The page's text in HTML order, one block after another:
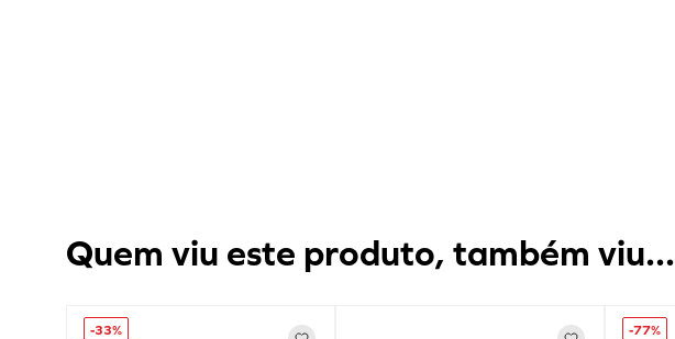
Quem viu este produto, também viu...
-33% -77%